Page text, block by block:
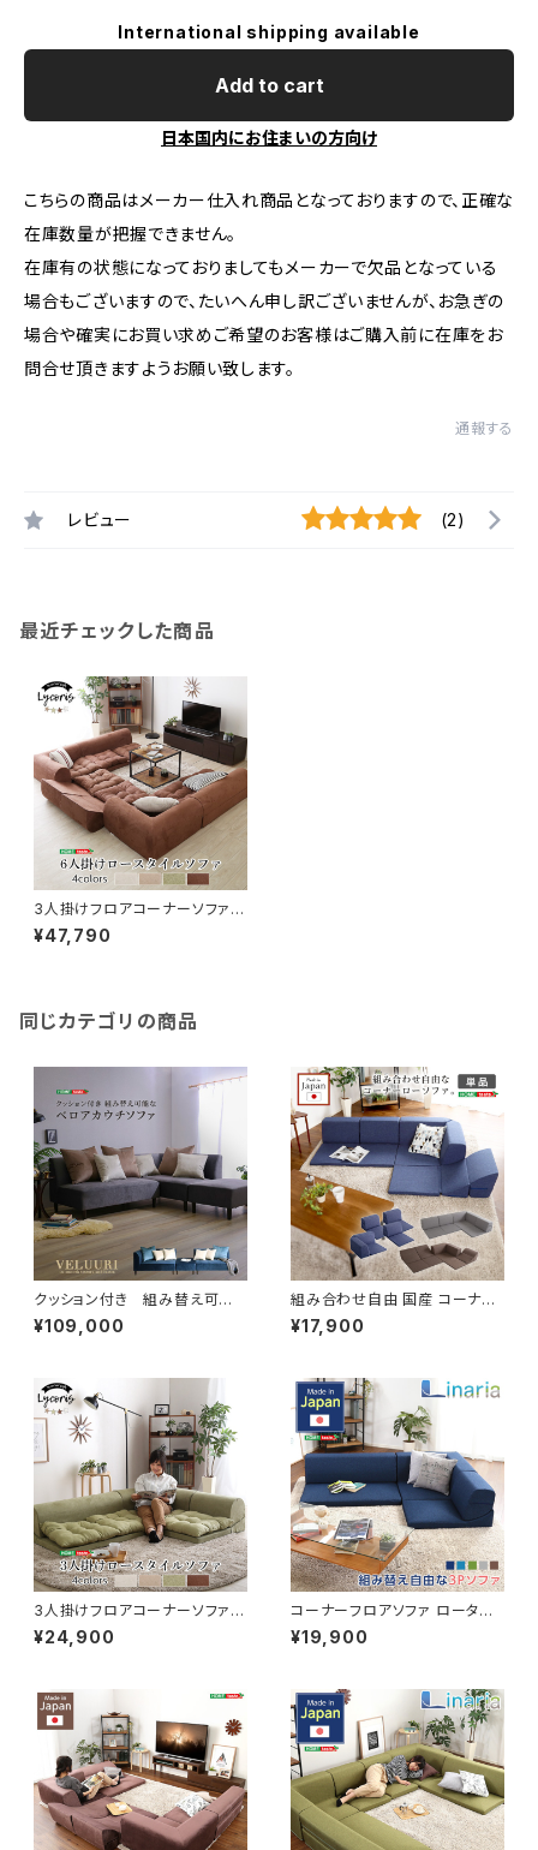
International shipping available
Add to cart
日本国内にお住まいの方向け
こちらの商品はメーカー仕入れ商品となっておりますので、正確な
在庫数量が把握できません。
在庫有の状態になっておりましてもメーカーで欠品となっている
場合もございますので、たいへん申し訳ございませんが、お急ぎの
場合や確実にお買い求めご希望のお客様はご購入前に在庫をお
問合せ頂きますようお願い致します。
通報する
レビュー (2)
最近チェックした商品
3人掛けフロアコーナーソファ(2
セット)【Lycoris-リコリス-】フ
ロアソファ コーナーソファ 分
¥47,790
同じカテゴリの商品
クッション付き 組み替え可能
なベロアカウチソファ【VELUUR
I ベルーリ】 SH-27-NCS
¥109,000
組み合わせ自由 国産 コーナー
ローソファ フロアタイプ Linum
-リナム- SH-07-RCLS
¥17,900
3人掛けフロアコーナーソファ【L
ycoris-リコリス-】フロアソフ
ァ コーナーソファ 分割ソフ
¥24,900
コーナーフロアソファ ロータイ
プ ファブリック 3人掛け（5色）
組み替え自由｜Linaria-リナリ
¥19,900